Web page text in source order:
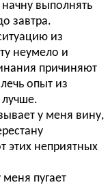
выполнять
завтра.
из
неумело и
причиняют
опыт из
лучше.
у меня вину,
этих неприятных
пугает